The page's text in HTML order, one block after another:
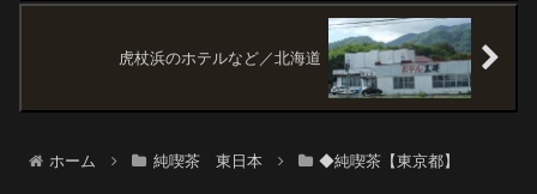
虎杖浜のホテルなど／北海道
ホーム 純喫茶 東日本 ◆純喫茶【東京都】